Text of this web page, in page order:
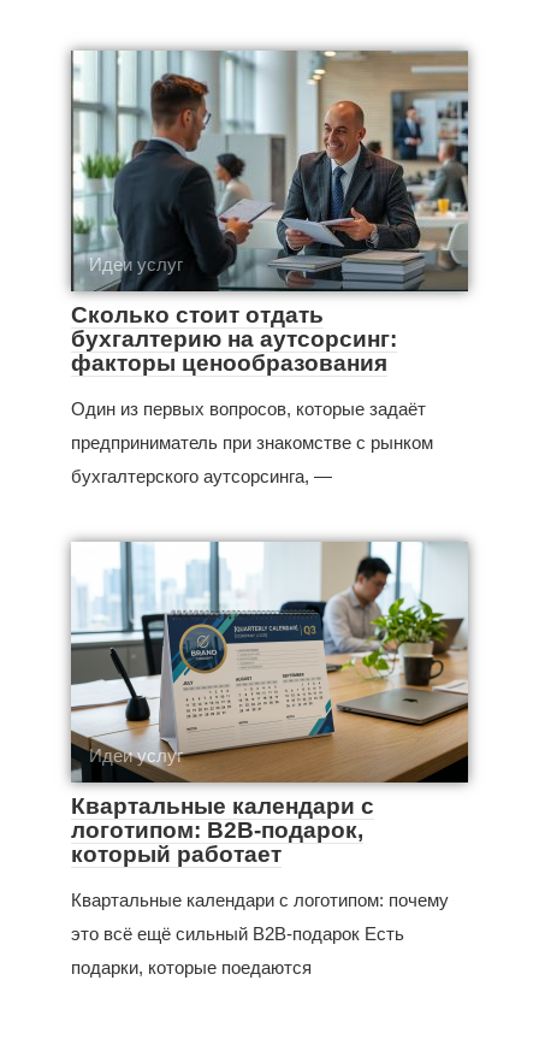
Идеи услуг
Сколько стоит отдать
бухгалтерию на аутсорсинг:
факторы ценообразования
Один из первых вопросов, которые задаёт
предприниматель при знакомстве с рынком
бухгалтерского аутсорсинга, —
Идеи услуг
Квартальные календари с
логотипом: B2B-подарок,
который работает
Квартальные календари с логотипом: почему
это всё ещё сильный B2B-подарок Есть
подарки, которые поедаются